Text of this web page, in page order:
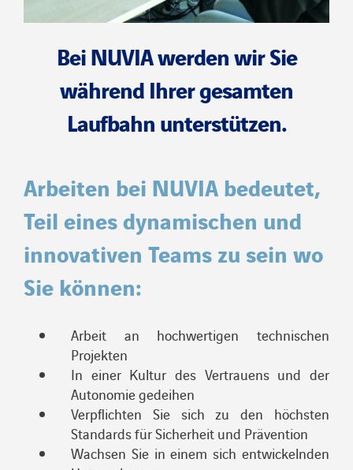
Bei NUVIA werden wir Sie
während Ihrer gesamten
Laufbahn unterstützen.
Arbeiten bei NUVIA bedeutet,
Teil eines dynamischen und
innovativen Teams zu sein wo
Sie können:
Arbeit an hochwertigen technischen
Projekten
In einer Kultur des Vertrauens und der
Autonomie gedeihen
Verpflichten Sie sich zu den höchsten
Standards für Sicherheit und Prävention
Wachsen Sie in einem sich entwickelnden